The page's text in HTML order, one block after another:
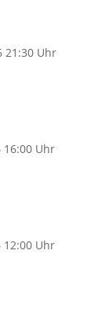
21:30 Uhr
16:00 Uhr
12:00 Uhr